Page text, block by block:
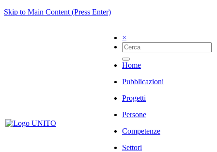
Skip to Main Content (Press Enter)
×
Home
Pubblicazioni
Progetti
Persone
Competenze
Settori